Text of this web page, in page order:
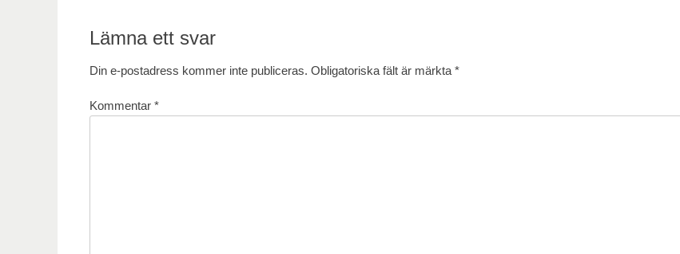
Lämna ett svar
Din e-postadress kommer inte publiceras. Obligatoriska fält är märkta *
Kommentar *